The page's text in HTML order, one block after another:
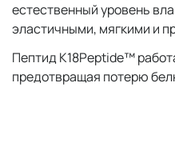
естественный уровень
эластичными, мягкими и
Пептид K18Peptide™
предотвращая потерю